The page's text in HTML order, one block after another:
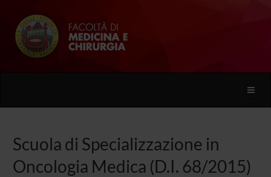
Toggle
Scuola di Specializzazione in
Oncologia Medica (D.I. 68/2015)